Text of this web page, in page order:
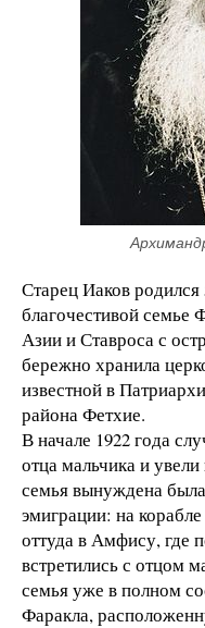
Старец Иаков родился
благочестивой
Азии и Ставроса с
бережно хранила
известной в
района Фетхие.
В начале 1922 года
отца мальчика и
семья вынуждена
эмиграции: на
оттуда в Амфису, где
встретились с отцом
семья уже в полном
Фаракла,